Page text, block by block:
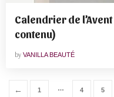
Calendrier de
contenu)
by VANILLA BEAUTÉ
← 1 … 4 5